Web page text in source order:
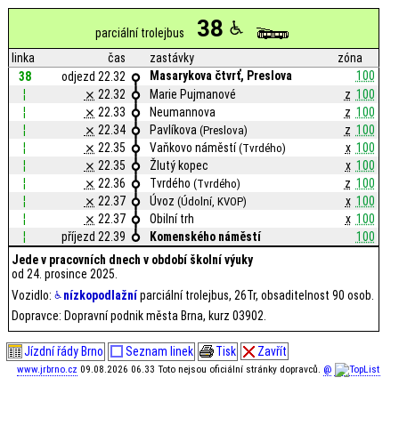
parciální trolejbus 38
linka čas zastávky
zóna
38
odjezd 22.32 Masarykova čtvrť, Preslova
100
¦
⨯ 22.32 Marie Pujmanové z 100
¦
⨯ 22.33 Neumannova z 100
¦
⨯ 22.34 Pavlíkova(Preslova) z 100
¦
⨯ 22.35 Vaňkovo náměstí(Tvrdého) x 100
¦
⨯ 22.35 Žlutý kopec x 100
¦
⨯ 22.36 Tvrdého(Tvrdého) z 100
¦
⨯ 22.37 Úvoz(Údolní, KVOP) x 100
¦
⨯ 22.37 Obilní trh x 100
¦
příjezd 22.39 Komenského náměstí
100
Jede v pracovních dnech v období školní výuky
od 24. prosince 2025.
Vozidlo: nízkopodlažníparciální trolejbus, 26Tr, obsaditelnost 90 osob.
Dopravce: Dopravní podnik města Brna, kurz 03902.
Jízdní řády Brno Seznam linek Tisk Zavřít
www.jrbrno.cz 09.08.2026 06.33 Toto nejsou oficiální stránky dopravců. @